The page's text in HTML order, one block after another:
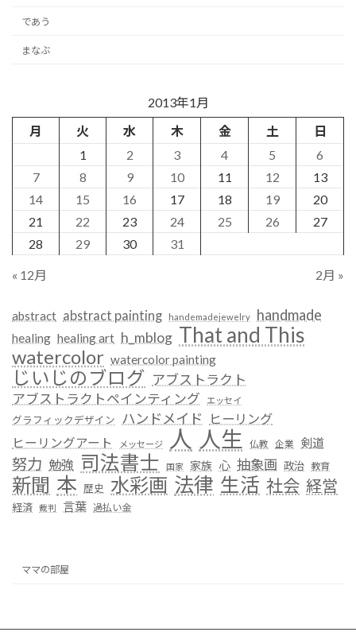
であう
まなぶ
2013年1月
月
火 水 木 金 土
日
1
2 3 4 5
6
7
8 9 10 11 12
13
14
15 16 17 18 19
20
21
22 23 24 25 26
27
28
29 30 31
« 12月 2月 »
abstract abstract painting handemadejewelry handmade
healing healing art h_mblog That and This
watercolor watercolor painting
じいじのブログ アブストラクト
アブストラクトペインティング
エッセイ
グラフィックデザイン ハンドメイド ヒーリング
ヒーリングアート メッセージ 人 人生 仏教 企業 剣道
努力 勉強 司法書士 国家 家族 心 抽象画 政治 教育
新聞 本 歴史 水彩画 法律 生活 社会 経営
経済 裁判 言葉 過払い金
ママの部屋